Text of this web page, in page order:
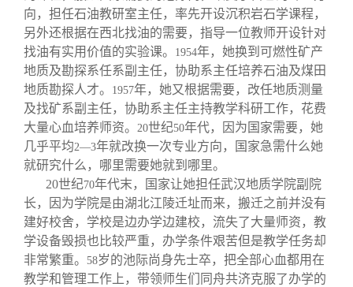
向，担任石油教研室主任，率先开设沉积岩石学课程，
另外还根据在西北找油的需要，指导一位教师开设针对
找油有实用价值的实验课。
1954年，她换到可燃性矿产
地质及勘探系任系副主任，协助系主任培养石油及煤田
地质勘探人才。
1957年，她又根据需要，改任地质测量
及找矿系副主任，协助系主任主持教学科研工作，花费
大量心血培养师资。
20世纪50年代，因为国家需要，她
几乎平均2—3年就改换一次专业方向，国家急需什么她
就研究什么，哪里需要她就到哪里。
20世纪70年代末，国家让她担任武汉地质学院副院
长，因为学院是由湖北江陵迁址而来，搬迁之前并没有
建好校舍，学校是边办学边建校，流失了大量师资，教
学设备毁损也比较严重，办学条件艰苦但是教学任务却
非常繁重。 58岁的池际尚身先士卒，把全部心血都用在
教学和管理工作上，带领师生们同舟共济克服了办学的